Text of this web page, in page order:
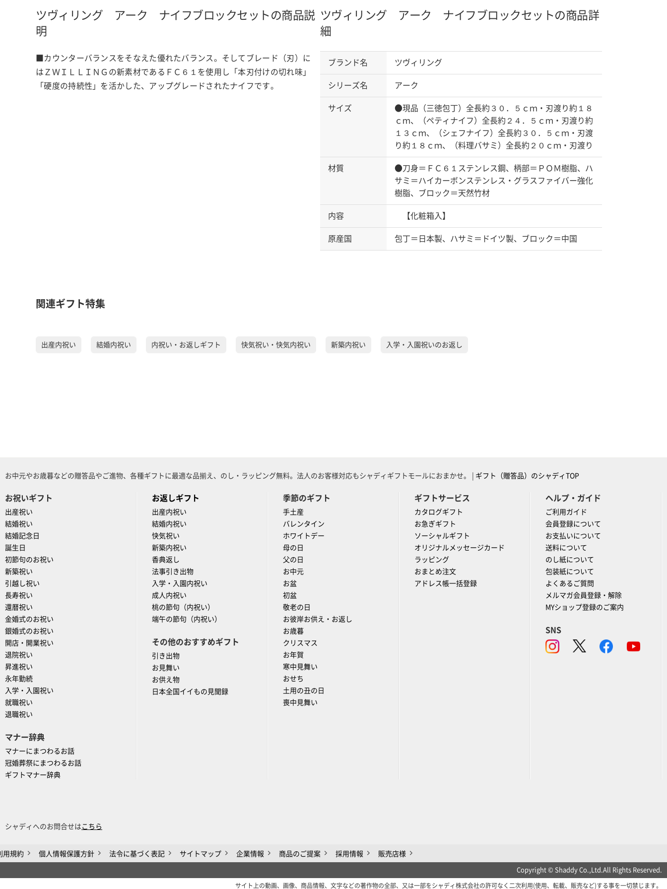
ツヴィリング アーク ナイフブロックセットの商品説
明
■カウンターバランスをそなえた優れたバランス。そしてブレード（刃）に
はＺＷＩＬＬＩＮＧの新素材であるＦＣ６１を使用し「本刃付けの切れ味」
「硬度の持続性」を活かした、アップグレードされたナイフです。
ツヴィリング アーク ナイフブロックセットの商品詳
細
ブランド名 ツヴィリング
シリーズ名 アーク
サイズ
●現品（三徳包丁）全長約３０．５ｃｍ・刃渡り約１８
ｃｍ、（ペティナイフ）全長約２４．５ｃｍ・刃渡り約
１３ｃｍ、（シェフナイフ）全長約３０．５ｃｍ・刃渡
り約１８ｃｍ、（料理バサミ）全長約２０ｃｍ・刃渡り
材質
●刀身＝ＦＣ６１ステンレス鋼、柄部＝ＰＯＭ樹脂、ハ
サミ＝ハイカーボンステンレス・グラスファイバー強化
樹脂、ブロック＝天然竹材
内容 【化粧箱入】
原産国 包丁＝日本製、ハサミ＝ドイツ製、ブロック＝中国
関連ギフト特集
出産内祝い 結婚内祝い 内祝い・お返しギフト 快気祝い・快気内祝い 新築内祝い 入学・入園祝いのお返し
お中元やお歳暮などの贈答品やご進物、各種ギフトに最適な品揃え、のし・ラッピング無料。法人のお客様対応もシャディギフトモールにおまかせ。 | ギフト（贈答品）のシャディTOP
お祝いギフト
出産祝い
結婚祝い
結婚記念日
誕生日
初節句のお祝い
新築祝い
引越し祝い
長寿祝い
還暦祝い
金婚式のお祝い
銀婚式のお祝い
開店・開業祝い
退院祝い
昇進祝い
永年勤続
入学・入園祝い
就職祝い
退職祝い
マナー辞典
マナーにまつわるお話
冠婚葬祭にまつわるお話
ギフトマナー辞典
お返しギフト
出産内祝い
結婚内祝い
快気祝い
新築内祝い
香典返し
法事引き出物
入学・入園内祝い
成人内祝い
桃の節句（内祝い）
端午の節句（内祝い）
その他のおすすめギフト
引き出物
お見舞い
お供え物
日本全国イイもの見聞録
季節のギフト
手土産
バレンタイン
ホワイトデー
母の日
父の日
お中元
お盆
初盆
敬老の日
お彼岸お供え・お返し
お歳暮
クリスマス
お年賀
寒中見舞い
おせち
土用の丑の日
喪中見舞い
ギフトサービス
カタログギフト
お急ぎギフト
ソーシャルギフト
オリジナルメッセージカード
ラッピング
おまとめ注文
アドレス帳一括登録
ヘルプ・ガイド
ご利用ガイド
会員登録について
お支払いについて
送料について
のし紙について
包装紙について
よくあるご質問
メルマガ会員登録・解除
MYショップ登録のご案内
SNS
シャディへのお問合せは こちら
用規約 個人情報保護方針 法令に基づく表記 サイトマップ 企業情報 商品のご提案 採用情報 販売店様
Copyright © Shaddy Co.,Ltd.All Rights Reserved.
サイト上の動画、画像、商品情報、文字などの著作物の全部、又は一部をシャディ株式会社の許可なく二次利用(使用、転載、販売など)する事を一切禁じます。